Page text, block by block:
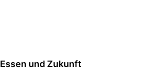
Essen und Zukunft